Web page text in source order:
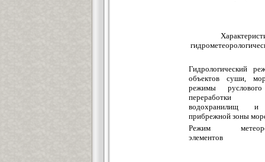
Гидрологический
объектов суши,
режимы
переработки
водохранилищ и
прибрежной зоны
Режим
элементов